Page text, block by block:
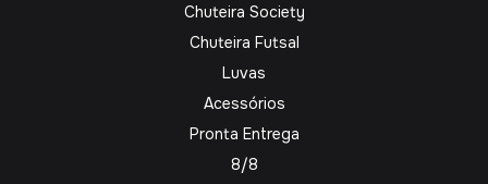
Chuteira Society
Chuteira Futsal
Luvas
Acessórios
Pronta Entrega
8/8